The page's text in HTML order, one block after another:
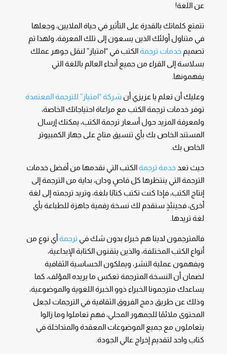
عن اللغة!
تتمتع كلماتك بالقدرة على التأثير في حياة الملايين، وجعلها
في متناول أولئك الذين يسعون إلى تلك المعرفة، ولهذا تم
تصميم خدمات ترجمةالكتب في “امتياز” لنقل جوهر عملك
بسلاسة إلى القراء من جميع أنحاء العالم باللغة التي
يفهمونها.
وعليك أن تعلم يا عزيزي أن شركة “امتياز” للترجمة المعتمدة
توفر خدمات ترجمة الكتب مع مراعاة احتياجاتك الخاصة،
ولمعرفة المزيد حول أسعار ترجمة الكتب، يمكنك إرسال
المستند الخاص بك بأي تنسيق متاح على جهاز الكمبيوتر
الخاص بك.
حيث تعد خدمة ترجمةالكتب التي نقدمها من أفضل خدمات
الترجمة التي ينتظرها كل قاصٍ ودان، بداية من الترجمة إلى
إنتاج الكتب، فإذا كنت تكتب كتابًا بلغة، وتريد ترجمته إلى لغة
أخرى، فحينئذٍ سنقدم لك نسخة رقمية جاهزة للطباعة بأي
لغة تريدها.
فالمترجمون لدينا هم خبراء بدون شك في ترجمةأي نوع من
أنواع الكتب المختلفة، والذين يتقنون الكتابة الإبداعية،
ويفهمون عملية النشر، ويملكون الحساسية الثقافية
لضمان أن النسخة المترجمة تعكس ما يريده المؤلف، كما
يساعدك مترجمونا الخبراء ذوو الخبرة اللغوية والموضوعية،
وذلك عن طريق دمج الفروق الثقافية في الترجمات لجعل
المحتوى ملائمًا للجمهور المحلي، فهم تعاملوا وما زالوا
يتعاملون مع جميع الموضوعات المعقدة والمتداخلة في
كتاب واحد لتقديم إخراج عالي الجودة.